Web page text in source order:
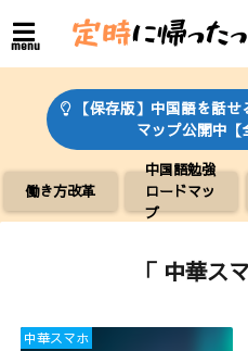
menu
【保存版】中国語を話せ
マップ公開中【
働き方改革
中国語勉強
ロードマッ
プ
「 中華ス
中華スマホ